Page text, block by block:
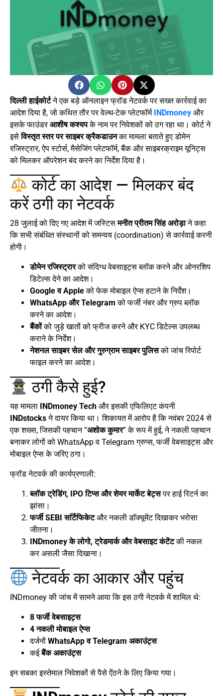
दिल्ली हाईकोर्टने एक बड़े ऑनलाइन फ्रॉड नेटवर्क पर सख्त कार्रवाई का
आदेश दिया है, जो कथित तौर पर वेल्थ-टेक प्लेटफॉर्म INDmoney और
इसके फाउंडरआशीष कश्यपके नाम पर निवेशकों को ठग रहा था। कोर्ट ने
इसेविस्तृत स्तर पर साइबर क्रैकडाउनका मामला बताते हुए डोमेन
रजिस्ट्रार, ऐप स्टोर्स, मैसेजिंग प्लेटफॉर्म, बैंक और साइबरक्राइम यूनिट्स
को मिलकर ऑपरेशन बंद करने का निर्देश दिया है।
कोर्ट का आदेश — मिलकर बंद
करें ठगी का नेटवर्क
28 जुलाई को दिए गए आदेश में जस्टिसमनीत प्रीतम सिंह अरोड़ाने कहा
कि सभी संबंधित संस्थानों को समन्वय (coordination) से कार्रवाई करनी
होगी।
डोमेन रजिस्ट्रारको संदिग्ध वेबसाइट्स ब्लॉक करने और ओनरशिप
डिटेल्स देने का आदेश।
Google व Appleको फेक मोबाइल ऐप्स हटाने के निर्देश।
WhatsApp और Telegram को फर्जी नंबर और ग्रुप ब्लॉक
करने का आदेश।
बैंकोंको जुड़े खातों को फ्रीज करने और KYC डिटेल्स उपलब्ध
कराने के निर्देश।
नेशनल साइबर सेल और गुरुग्राम साइबर पुलिसको जांच रिपोर्ट
फाइल करने का आदेश।
ठगी कैसे हुई?
यह मामला INDmoney Tech और इसकी एफिलिएट कंपनी
INDstocksने दायर किया था। शिकायत में आरोप है कि नवंबर 2024 से
एक शख्स, जिसकी पहचान “अशोक कुमार” के रूप में हुई, ने नकली पहचान
बनाकर लोगों को WhatsApp व Telegram ग्रुप्स, फर्जी वेबसाइट्स और
मोबाइल ऐप्स के जरिए ठगा।
फ्रॉड नेटवर्क की कार्यप्रणाली:
ब्लॉक ट्रेडिंग, IPO टिप्स और शेयर मार्केट बेट्सपर हाई रिटर्न का
झांसा।
फर्जी SEBI सर्टिफिकेटऔर नकली डॉक्यूमेंट दिखाकर भरोसा
जीतना।
INDmoney के लोगो, ट्रेडमार्क और वेबसाइट कंटेंटकी नकल
कर असली जैसा दिखाना।
नेटवर्क का आकार और पहुंच
INDmoney की जांच में सामने आया कि इस ठगी नेटवर्क में शामिल थे:
8 फर्जी वेबसाइट्स
4 नकली मोबाइल ऐप्स
दर्जनों WhatsApp व Telegram अकाउंट्स
कईबैंक अकाउंट्स
इन सबका इस्तेमाल निवेशकों से पैसे ऐंठने के लिए किया गया।